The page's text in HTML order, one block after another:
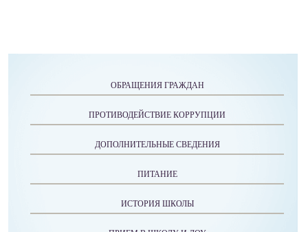
ОБРАЩЕНИЯ ГРАЖДАН
ПРОТИВОДЕЙСТВИЕ КОРРУПЦИИ
ДОПОЛНИТЕЛЬНЫЕ СВЕДЕНИЯ
ПИТАНИЕ
ИСТОРИЯ ШКОЛЫ